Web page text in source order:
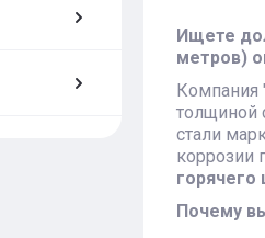
Ищете
метров)
Компания
толщиной
cтали
коррозии
горячего
Почему